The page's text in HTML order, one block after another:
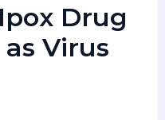
Drug
Virus